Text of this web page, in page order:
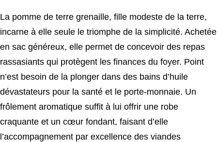
La pomme de terre grenaille, fille modeste de la terre,
incarne à elle seule le triomphe de la simplicité. Achetée
en sac généreux, elle permet de concevoir des repas
rassasiants qui protègent les finances du foyer. Point
n’est besoin de la plonger dans des bains d’huile
dévastateurs pour la santé et le porte-monnaie. Un
frôlement aromatique suffit à lui offrir une robe
craquante et un cœur fondant, faisant d’elle
l’accompagnement par excellence des viandes